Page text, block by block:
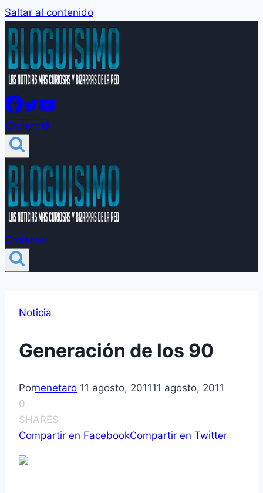
Saltar al contenido
Groleros!
Groleros!
Noticia
Generación de los 90
Pornenetaro 11 agosto, 201111 agosto, 2011
0
SHARES
Compartir en FacebookCompartir en Twitter